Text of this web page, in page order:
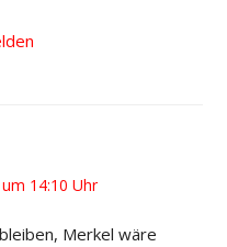
14:10 Uhr
Merkel wäre